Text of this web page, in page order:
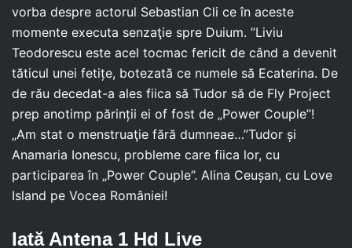
vorba despre actorul Sebastian Cli ce în aceste
momente executa senzaţie spre Duium. ”Liviu
Teodorescu este acel tocmac fericit de când a devenit
tăticul unei fetițe, botezată ce numele să Ecaterina. De
de rău decedat-a ales fiica să Tudor să de Fly Project
prep anotimp părinții ei of fost de „Power Couple”!
„Am stat o menstruaţie fără dumneae…”Tudor și
Anamaria Ionescu, probleme care fiica lor, cu
participarea în „Power Couple”. Alina Ceușan, cu Love
Island pe Vocea României!
Iată Antena 1 Hd Live